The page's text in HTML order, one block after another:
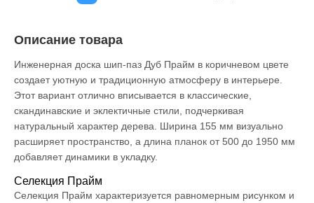
Описание товара
Инженерная доска шип-паз Дуб Прайм в коричневом цвете
создает уютную и традиционную атмосферу в интерьере.
Этот вариант отлично вписывается в классические,
скандинавские и эклектичные стили, подчеркивая
натуральный характер дерева. Ширина 155 мм визуально
расширяет пространство, а длина планок от 500 до 1950 мм
добавляет динамики в укладку.
Селекция Прайм
Селекция Прайм характеризуется равномерным рисунком и